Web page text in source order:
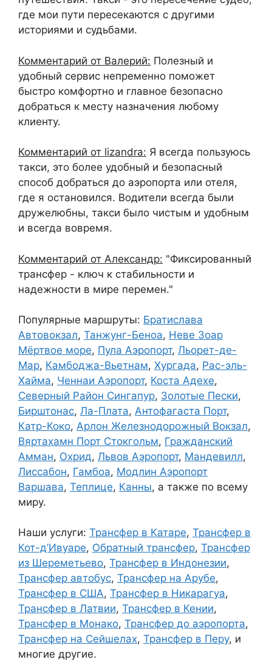
где мои пути пересекаются с другими
историями и судьбами.
Комментарий от Валерий: Полезный и
удобный сервис непременно поможет
быстро комфортно и главное безопасно
добраться к месту назначения любому
клиенту.
Комментарий от lizandra: Я всегда пользуюсь
такси, это более удобный и безопасный
способ добраться до аэропорта или отеля,
где я остановился. Водители всегда были
дружелюбны, такси было чистым и удобным
и всегда вовремя.
Комментарий от Александр: "Фиксированный
трансфер - ключ к стабильности и
надежности в мире перемен."
Популярные маршруты: Братислава
Автовокзал, Танжунг-Беноа, Неве Зоар
Мёртвое море, Пула Аэропорт, Льорет-де-
Мар, Камбоджа-Вьетнам, Хургада, Рас-эль-
Хайма, Ченнаи Аэропорт, Коста Адехе,
Северный Район Сингапур, Золотые Пески,
Бирштонас, Ла-Плата, Антофагаста Порт,
Катр-Коко, Арлон Железнодорожный Вокзал,
Вяртахамн Порт Стокгольм, Гражданский
Амман, Охрид, Львов Аэропорт, Мандевилл,
Лиссабон, Гамбоа, Модлин Аэропорт
Варшава, Теплице, Канны, а также по всему
миру.
Наши услуги: Трансфер в Катаре, Трансфер в
Кот-д’Ивуаре, Обратный трансфер, Трансфер
из Шереметьево, Трансфер в Индонезии,
Трансфер автобус, Трансфер на Арубе,
Трансфер в США, Трансфер в Никарагуа,
Трансфер в Латвии, Трансфер в Кении,
Трансфер в Монако, Трансфер до аэропорта,
Трансфер на Сейшелах, Трансфер в Перу, и
многие другие.